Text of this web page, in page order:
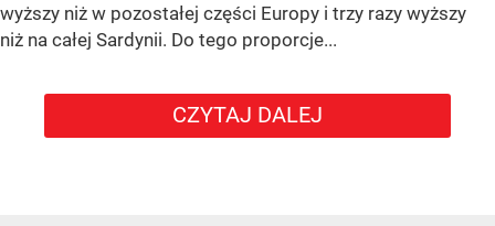
wyższy niż w pozostałej części Europy i trzy razy wyższy
niż na całej Sardynii. Do tego proporcje...
CZYTAJ DALEJ